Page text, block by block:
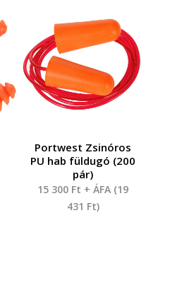
Portwest Zsinóros
PU hab füldugó (200
pár)
15 300 Ft + ÁFA (19
431 Ft)